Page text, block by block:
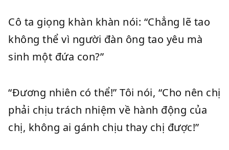
Cô ta giọng khàn khàn nói: “Chẳng lẽ tao
không thể vì người đàn ông tao yêu mà
sinh một đứa con?”
“Đương nhiên có thể!” Tôi nói, “Cho nên chị
phải chịu trách nhiệm về hành động của
chị, không ai gánh chịu thay chị được!”